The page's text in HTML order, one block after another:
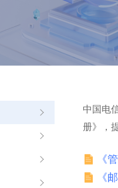
中国电
册》，
《
《